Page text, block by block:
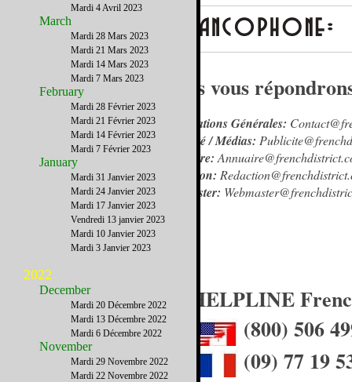
Nous vous
Informations Générales:
Publicité / Médias:
Annuaire:
Rédaction:
Webmaster:
La HELPLINE
(800) 506
(09) 77 19
Mardi 4 Avril 2023
March
Mardi 28 Mars 2023
Mardi 21 Mars 2023
Mardi 14 Mars 2023
Mardi 7 Mars 2023
February
Mardi 28 Février 2023
Mardi 21 Février 2023
Mardi 14 Février 2023
Mardi 7 Février 2023
January
Mardi 31 Janvier 2023
Mardi 24 Janvier 2023
Mardi 17 Janvier 2023
Vendredi 13 janvier 2023
Mardi 10 Janvier 2023
Mardi 3 Janvier 2023
2022
December
Mardi 20 Décembre 2022
Mardi 13 Décembre 2022
Mardi 6 Décembre 2022
November
Mardi 29 Novembre 2022
Mardi 22 Novembre 2022